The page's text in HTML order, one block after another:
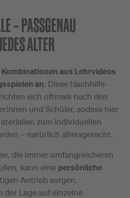
–PASSGENAU
ALTER
Kombinationen aus Lehrvideos
an. Diese Nachhilfe-
sich oftmals nach den
und Schüler, sodass hier
zum individuellen
– natürlich altersgerecht.
die immer umfangreicheren
kann eine persönliche
Antrieb sorgen.
der Lage auf einzelne